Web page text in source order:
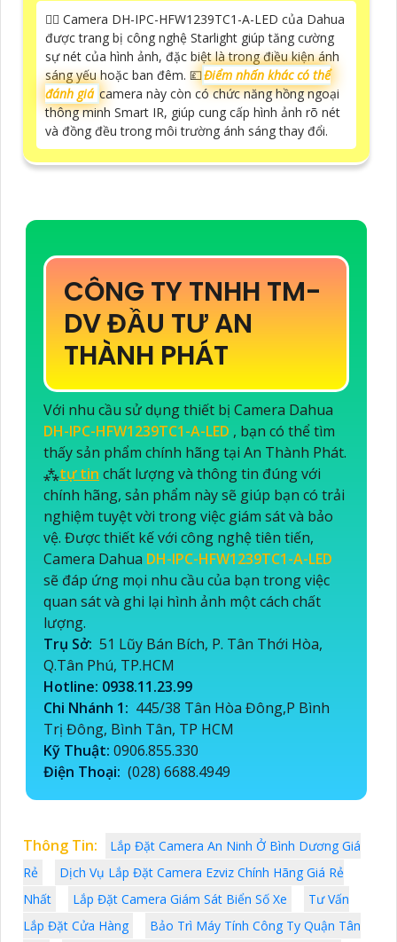
🙆‍♀️ Camera DH-IPC-HFW1239TC1-A-LED của Dahua
được trang bị công nghệ Starlight giúp tăng cường
sự nét của hình ảnh, đặc biệt là trong điều kiện ánh
sáng yếu hoặc ban đêm. 💷Điểm nhấn khác có thể
đánh giá camera này còn có chức năng hồng ngoại
thông minh Smart IR, giúp cung cấp hình ảnh rõ nét
và đồng đều trong môi trường ánh sáng thay đổi.
CÔNG TY TNHH TM-
DV ĐẦU TƯ AN
THÀNH PHÁT
Với nhu cầu sử dụng thiết bị Camera Dahua
DH-IPC-HFW1239TC1-A-LED , bạn có thể tìm
thấy sản phẩm chính hãng tại An Thành Phát.
⁂tự tin chất lượng và thông tin đúng với
chính hãng, sản phẩm này sẽ giúp bạn có trải
nghiệm tuyệt vời trong việc giám sát và bảo
vệ. Được thiết kế với công nghệ tiên tiến,
Camera Dahua DH-IPC-HFW1239TC1-A-LED
sẽ đáp ứng mọi nhu cầu của bạn trong việc
quan sát và ghi lại hình ảnh một cách chất
lượng.
Trụ Sở: 51 Lũy Bán Bích, P. Tân Thới Hòa,
Q.Tân Phú, TP.HCM
Hotline: 0938.11.23.99
Chi Nhánh 1: 445/38 Tân Hòa Đông,P Bình
Trị Đông, Bình Tân, TP HCM
Kỹ Thuật: 0906.855.330
Điện Thoại: (028) 6688.4949
Thông Tin:
Lắp Đặt Camera An Ninh Ở Bình Dương Giá
Rẻ
Dịch Vụ Lắp Đặt Camera Ezviz Chính Hãng Giá Rẻ
Nhất
Lắp Đặt Camera Giám Sát Biển Số Xe
Tư Vấn
Lắp Đặt Cửa Hàng
Bảo Trì Máy Tính Công Ty Quận Tân